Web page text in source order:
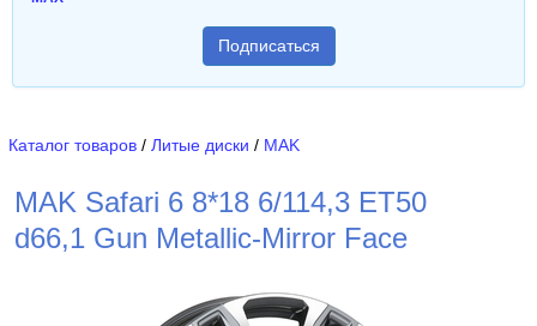
Подписаться
Каталог товаров / Литые диски / MAK
MAK Safari 6 8*18 6/114,3 ET50
d66,1 Gun Metallic-Mirror Face